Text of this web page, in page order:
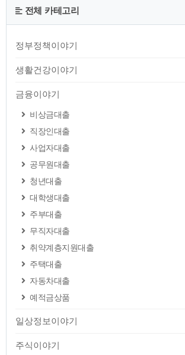
전체 카테고리
정부정책이야기
생활건강이야기
금융이야기
비상금대출
직장인대출
사업자대출
공무원대출
청년대출
대학생대출
주부대출
무직자대출
취약계층지원대출
주택대출
자동차대출
예적금상품
일상정보이야기
주식이야기